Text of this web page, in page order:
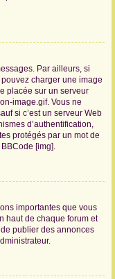
Par ailleurs, si
charger une image
placée sur un serveur
image.gif. Vous ne
si c’est un serveur Web
d’authentification,
protégés par un mot de
[img].
importantes que vous
haut de chaque forum et
publier des annonces